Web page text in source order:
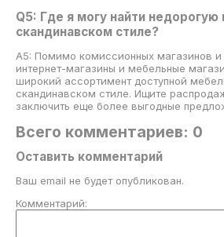
Q5: Где я могу найти
скандинавском стиле?
A5: Помимо комиссионных магазинов
интернет-магазины и мебельные
широкий ассортимент доступной
скандинавском стиле. Ищите
заключить еще более выгодные
Всего комментариев: 0
Оставить комментарий
Ваш email не будет опубликован.
Комментарий: